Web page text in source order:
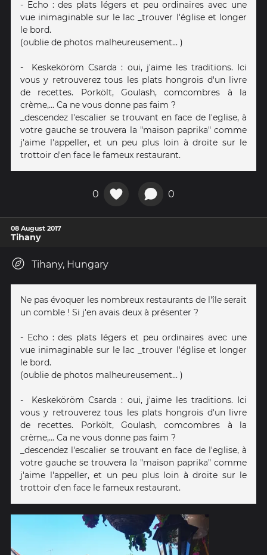
- Echo : des plats légers et peu ordinaires avec une
vue inimaginable sur le lac _trouver l'église et longer
le bord.
(oublie de photos malheureusement... )
- Keskeköröm Csarda : oui, j'aime les traditions. Ici
vous y retrouverez tous les plats hongrois d'un livre
de recettes. Porkölt, Goulash, comcombres à la
crème,... Ca ne vous donne pas faim ?
_descendez l'escalier se trouvant en face de l'eglise, à
votre gauche se trouvera la "maison paprika" comme
j'aime l'appeller, et un peu plus loin à droite sur le
trottoir d'en face le fameux restaurant.
0 0
08 August 2017
Tihany
Tihany, Hungary
Ne pas évoquer les nombreux restaurants de l'île serait
un comble ! Si j'en avais deux à présenter ?
- Echo : des plats légers et peu ordinaires avec une
vue inimaginable sur le lac _trouver l'église et longer
le bord.
(oublie de photos malheureusement... )
- Keskeköröm Csarda : oui, j'aime les traditions. Ici
vous y retrouverez tous les plats hongrois d'un livre
de recettes. Porkölt, Goulash, comcombres à la
crème,... Ca ne vous donne pas faim ?
_descendez l'escalier se trouvant en face de l'eglise, à
votre gauche se trouvera la "maison paprika" comme
j'aime l'appeller, et un peu plus loin à droite sur le
trottoir d'en face le fameux restaurant.